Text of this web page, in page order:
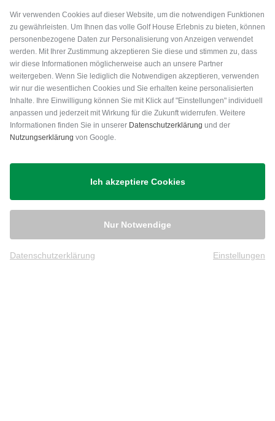
Versand
Wir verwenden Cookies auf dieser Website, um die notwendigen Funktionen
zu gewährleisten. Um Ihnen das volle Golf House Erlebnis zu bieten, können
personenbezogene Daten zur Personalisierung von Anzeigen verwendet
werden. Mit Ihrer Zustimmung akzeptieren Sie diese und stimmen zu, dass
wir diese Informationen möglicherweise auch an unsere Partner
weitergeben. Wenn Sie lediglich die Notwendigen akzeptieren, verwenden
wir nur die wesentlichen Cookies und Sie erhalten keine personalisierten
Inhalte. Ihre Einwilligung können Sie mit Klick auf "Einstellungen" individuell
anpassen und jederzeit mit Wirkung für die Zukunft widerrufen. Weitere
Informationen finden Sie in unserer Datenschutzerklärung und der
Nutzungserklärung von Google.
Ich akzeptiere Cookies
Nur Notwendige
Datenschutzerklärung Einstellungen